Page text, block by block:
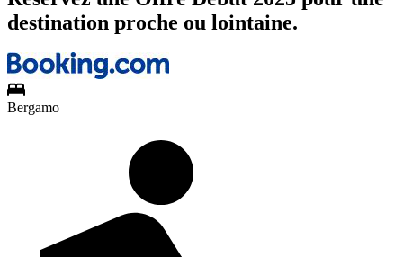
destination proche ou lointaine.
Bergamo